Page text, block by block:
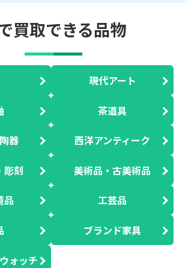
買取できる品物
現代アート
茶道具
器 西洋アンティーク
彫刻 美術品・古美術品
品 工芸品
ブランド家具
ォッチ